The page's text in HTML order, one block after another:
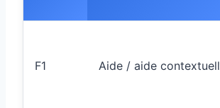
F1 Aide / aide